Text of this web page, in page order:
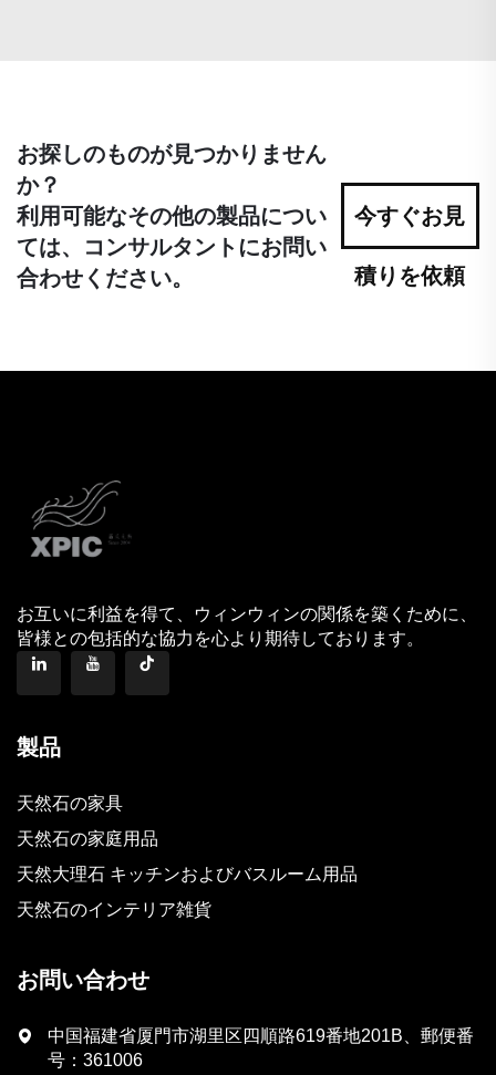
お探しのものが見つかりません
か？
利用可能なその他の製品につい
ては、コンサルタントにお問い
合わせください。
今すぐお見
積りを依頼
お互いに利益を得て、ウィンウィンの関係を築くために、
皆様との包括的な協力を心より期待しております。
製品
天然石の家具
天然石の家庭用品
天然大理石 キッチンおよびバスルーム用品
天然石のインテリア雑貨
お問い合わせ
中国福建省厦門市湖里区四順路619番地201B、郵便番
号：361006